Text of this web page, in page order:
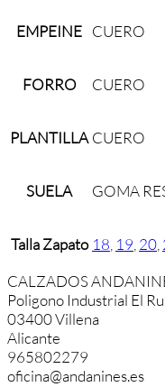
EMPEINE CUERO
FORRO CUERO
PLANTILLA CUERO
SUELA GOMA
Talla Zapato 18 19 20
CALZADOS
Poligono Industrial El
03400 Villena
Alicante
965802279
oficina@andanines.es